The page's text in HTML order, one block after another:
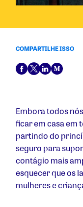
COMPARTILHE ISSO
Embora todos
ficar em casa em
partindo do
seguro para
contágio mais
esquecer que os
mulheres e